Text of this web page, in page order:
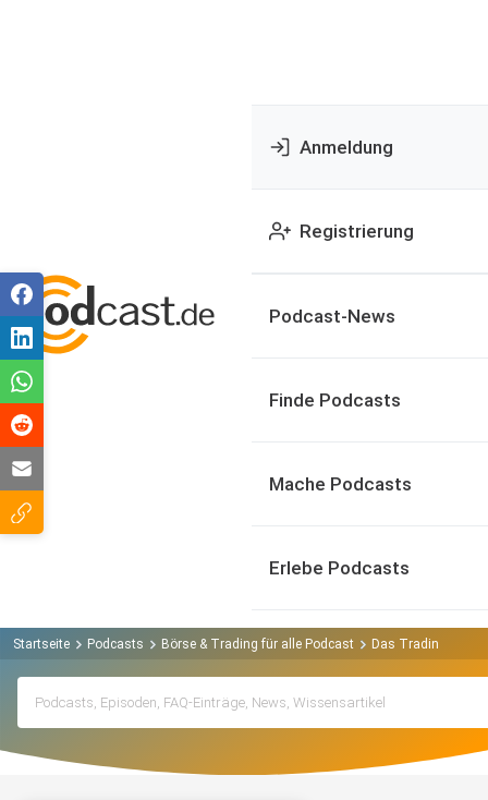
Anmeldung
Registrierung
Podcast-News
Finde Podcasts
Mache Podcasts
Erlebe Podcasts
Startseite Podcasts Börse & Trading für alle Podcast Das Trading der